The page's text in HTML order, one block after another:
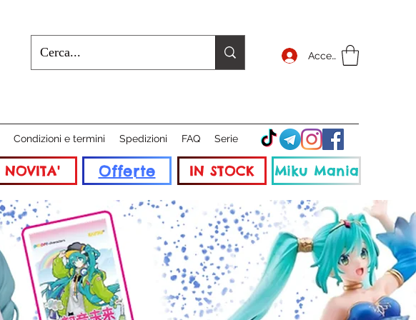
Accedi
Condizioni e termini Spedizioni FAQ Serie
NOVITA' Offerte IN STOCK Miku Mania